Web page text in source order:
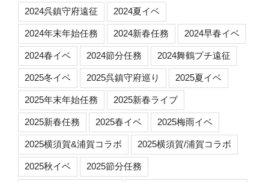
2024呉鎮守府遠征 2024夏イベ
2024年末年始任務 2024新春任務 2024早春イベ
2024春イベ 2024節分任務 2024舞鶴プチ遠征
2025冬イベ 2025呉鎮守府巡り 2025夏イベ
2025年末年始任務 2025新春ライブ
2025新春任務 2025春イベ 2025梅雨イベ
2025横須賀&浦賀コラボ 2025横須賀/浦賀コラボ
2025秋イベ 2025節分任務